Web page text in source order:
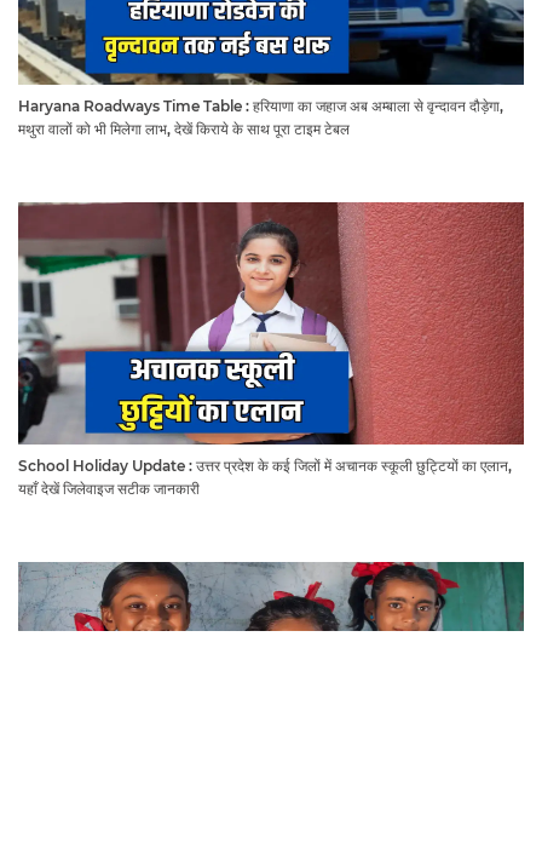
Haryana Roadways Time Table : हरियाणा का जहाज अब अम्बाला से वृन्दावन दौड़ेगा,
मथुरा वालों को भी मिलेगा लाभ, देखें किराये के साथ पूरा टाइम टेबल
School Holiday Update : उत्तर प्रदेश के कई जिलों में अचानक स्कूली छुट्टियों का एलान,
यहाँ देखें जिलेवाइज सटीक जानकारी